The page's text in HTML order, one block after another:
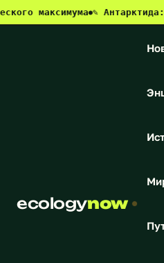
●✎ Антарктида: новый
ecologynow